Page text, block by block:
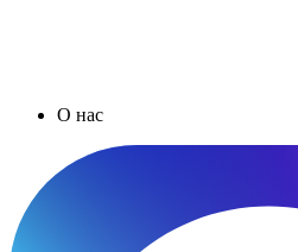
О нас